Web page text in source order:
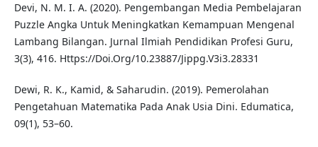
Devi, N. M. I. A. (2020). Pengembangan Media Pembelajaran
Puzzle Angka Untuk Meningkatkan Kemampuan Mengenal
Lambang Bilangan. Jurnal Ilmiah Pendidikan Profesi Guru,
3(3), 416. Https://Doi.Org/10.23887/Jippg.V3i3.28331
Dewi, R. K., Kamid, & Saharudin. (2019). Pemerolahan
Pengetahuan Matematika Pada Anak Usia Dini. Edumatica,
09(1), 53–60.